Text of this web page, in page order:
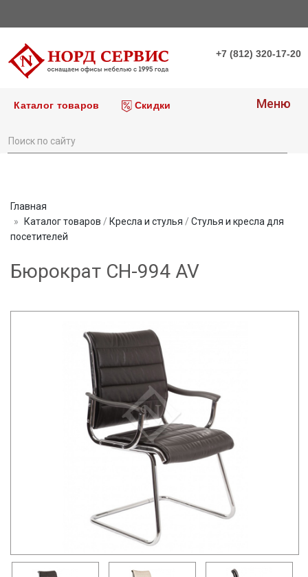
+7 (812) 320-17-20
Каталог товаров Скидки Меню
Главная
Каталог товаров / Кресла и стулья / Стулья и кресла для
посетителей
Бюрократ CH-994 AV